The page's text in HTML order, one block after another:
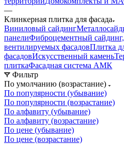
—
Клинкерная плитка для фасада
Виниловый сайдинг
панелиФиброцементный
вентилируемых фасадовПлитка
фасадовИскусственный камень
плиткаФасадная система АМК
Фильтр
По умолчанию (возрастание)
По популярности (убывание)
По популярности (возрастание)
По алфавиту (убывание)
По алфавиту (возрастание)
По цене (убывание)
По цене (возрастание)